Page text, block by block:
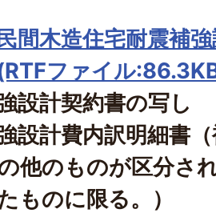
間木造住宅耐震補
ファイル
設計契約書の写し
設計費内訳明細書
他のものが区分さ
ものに限る。）